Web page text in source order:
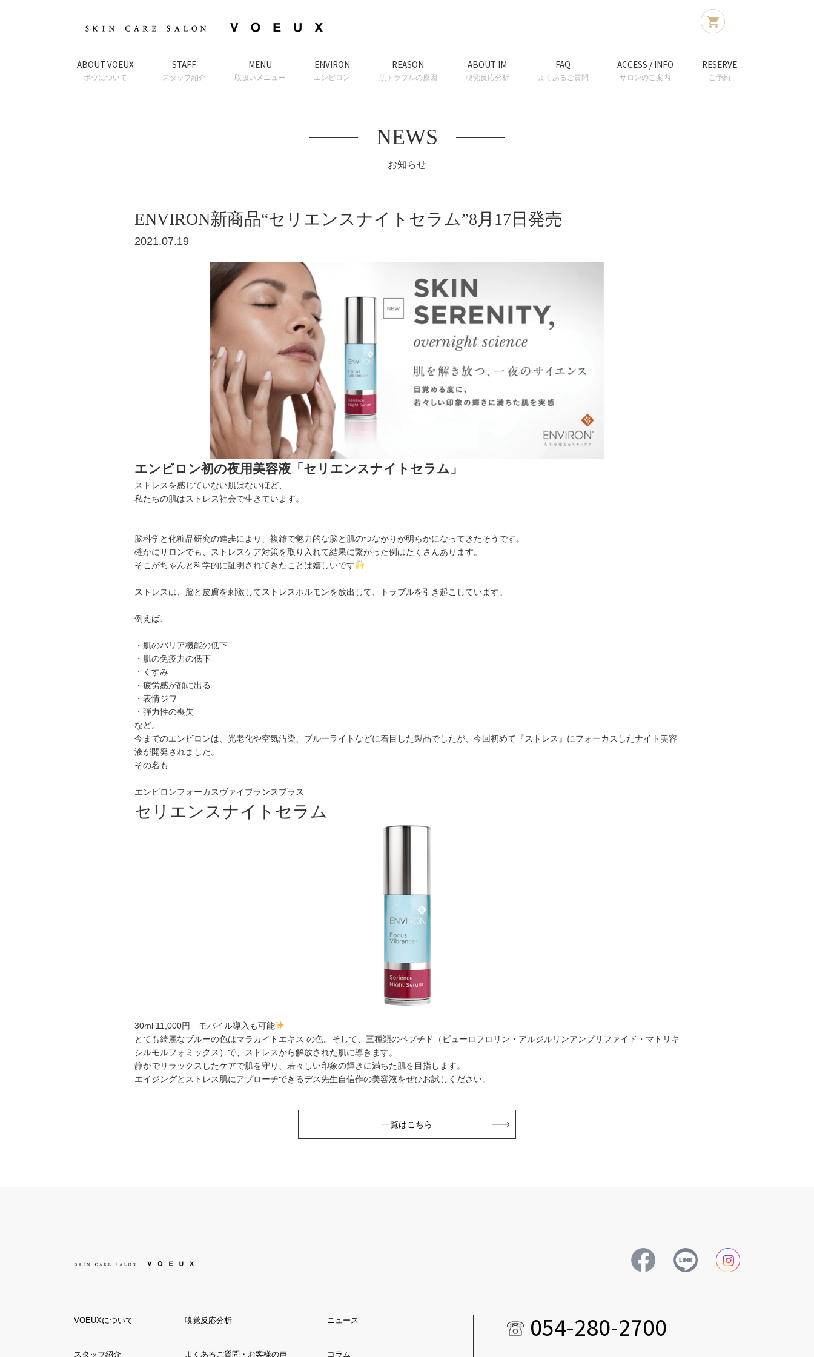
ABOUT VOEUX
ボウについて
STAFF
スタッフ紹介
MENU
取扱いメニュー
ENVIRON
エンビロン
REASON
肌トラブルの原因
ABOUT IM
嗅覚反応分析
FAQ
よくあるご質問
ACCESS / INFO
サロンのご案内
RESERVE
ご予約
NEWS
お知らせ
ENVIRON新商品“セリエンスナイトセラム”8月17日発売
2021.07.19
エンビロン初の夜用美容液「セリエンスナイトセラム」
ストレスを感じていない肌はないほど、
私たちの肌はストレス社会で生きています。
脳科学と化粧品研究の進歩により、複雑で魅力的な脳と肌のつながりが明らかになってきたそうです。
確かにサロンでも、ストレスケア対策を取り入れて結果に繋がった例はたくさんあります。
そこがちゃんと科学的に証明されてきたことは嬉しいです
ストレスは、脳と皮膚を刺激してストレスホルモンを放出して、トラブルを引き起こしています。
例えば、
・肌のバリア機能の低下
・肌の免疫力の低下
・くすみ
・疲労感が顔に出る
・表情ジワ
・弾力性の喪失
など。
今までのエンビロンは、光老化や空気汚染、ブルーライトなどに着目した製品でしたが、今回初めて『ストレス』にフォーカスしたナイト美容
液が開発されました。
その名も
エンビロンフォーカスヴァイブランスプラス
セリエンスナイトセラム
30ml 11,000円 モバイル導入も可能
とても綺麗なブルーの色はマラカイトエキス の色。そして、三種類のペプチド（ビューロフロリン・アルジルリンアンプリファイド・マトリキ
シルモルフォミックス）で、ストレスから解放された肌に導きます。
静かでリラックスしたケアで肌を守り、若々しい印象の輝きに満ちた肌を目指します。
エイジングとストレス肌にアプローチできるデス先生自信作の美容液をぜひお試しください。
一覧はこちら
VOEUXについて
スタッフ紹介
嗅覚反応分析
よくあるご質問・お客様の声
ニュース
コラム
054-280-2700